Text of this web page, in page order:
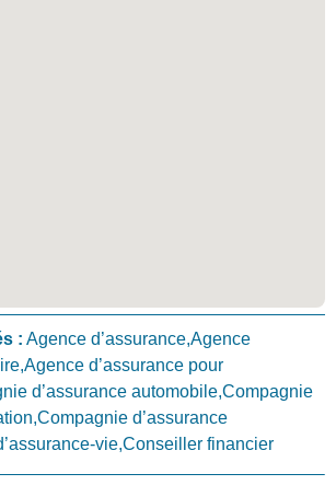
: Agence d’assurance,Agence
d’assurance pour
d’assurance automobile,Compagnie
d’assurance
vie,Conseiller financier